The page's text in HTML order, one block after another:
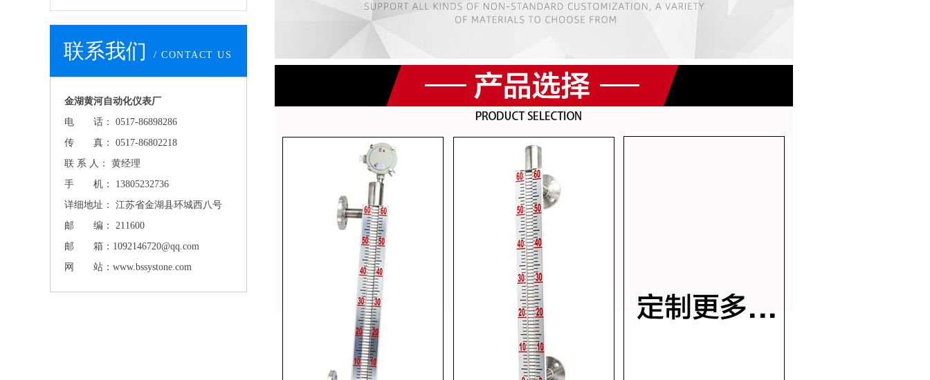
联系我们 / CONTACT US
金湖黄河自动化仪表厂
电 话： 0517-86898286
传 真： 0517-86802218
联 系 人： 黄经理
手 机： 13805232736
详细地址： 江苏省金湖县环城西八号
邮 编： 211600
邮 箱：1092146720@qq.com
网 站：www.bssystone.com